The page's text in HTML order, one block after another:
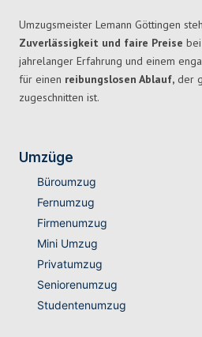
Umzugsmeister Lemann Göttingen
Zuverlässigkeit und faire Preise
jahrelanger Erfahrung und einem
für einen reibungslosen Ablauf, der
zugeschnitten ist.
Umzüge
Büroumzug
Fernumzug
Firmenumzug
Mini Umzug
Privatumzug
Seniorenumzug
Studentenumzug